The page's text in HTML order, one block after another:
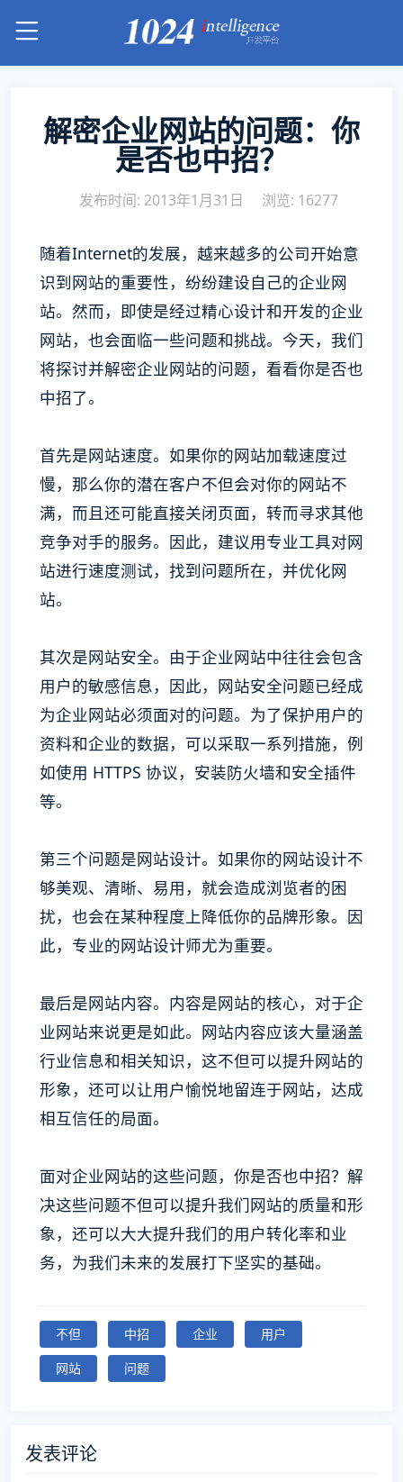
解密企业网站的问题：你
是否也中招？
发布时间: 2013年1月31日 浏览: 16277
随着Internet的发展，越来越多的公司开始意
识到网站的重要性，纷纷建设自己的企业网
站。然而，即使是经过精心设计和开发的企业
网站，也会面临一些问题和挑战。今天，我们
将探讨并解密企业网站的问题，看看你是否也
中招了。
首先是网站速度。如果你的网站加载速度过
慢，那么你的潜在客户不但会对你的网站不
满，而且还可能直接关闭页面，转而寻求其他
竞争对手的服务。因此，建议用专业工具对网
站进行速度测试，找到问题所在，并优化网
站。
其次是网站安全。由于企业网站中往往会包含
用户的敏感信息，因此，网站安全问题已经成
为企业网站必须面对的问题。为了保护用户的
资料和企业的数据，可以采取一系列措施，例
如使用 HTTPS 协议，安装防火墙和安全插件
等。
第三个问题是网站设计。如果你的网站设计不
够美观、清晰、易用，就会造成浏览者的困
扰，也会在某种程度上降低你的品牌形象。因
此，专业的网站设计师尤为重要。
最后是网站内容。内容是网站的核心，对于企
业网站来说更是如此。网站内容应该大量涵盖
行业信息和相关知识，这不但可以提升网站的
形象，还可以让用户愉悦地留连于网站，达成
相互信任的局面。
面对企业网站的这些问题，你是否也中招？解
决这些问题不但可以提升我们网站的质量和形
象，还可以大大提升我们的用户转化率和业
务，为我们未来的发展打下坚实的基础。
不但 中招 企业
用户
网站
问题
发表评论